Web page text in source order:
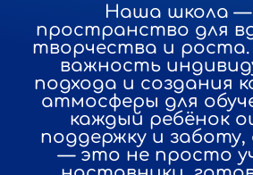
Наша школа
пространство для
творчества и
важность
подхода и создания
атмосферы для
каждый ребёнок
поддержку и заботу,
— это не просто